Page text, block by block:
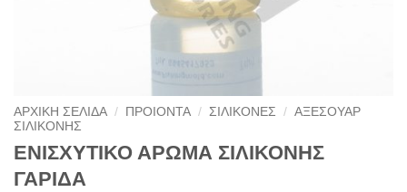
ΑΡΧΙΚΉ ΣΕΛΊΔΑ / ΠΡΟΙΟΝΤΑ / ΣΙΛΙΚΟΝΕΣ / ΑΞΕΣΟΥΑΡ
ΣΙΛΙΚΟΝΗΣ
ΕΝΙΣΧΥΤΙΚΟ ΑΡΩΜΑ ΣΙΛΙΚΟΝΗΣ
ΓΑΡΙΔΑ